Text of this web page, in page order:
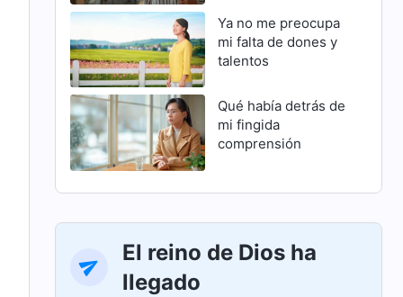
Ya no me preocupa
mi falta de dones y
talentos
Qué había detrás de
mi fingida
comprensión
El reino de Dios ha
llegado